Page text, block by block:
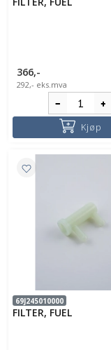
366,-
292,- eks.mva
Kjøp
69J245010000
FILTER, FUEL